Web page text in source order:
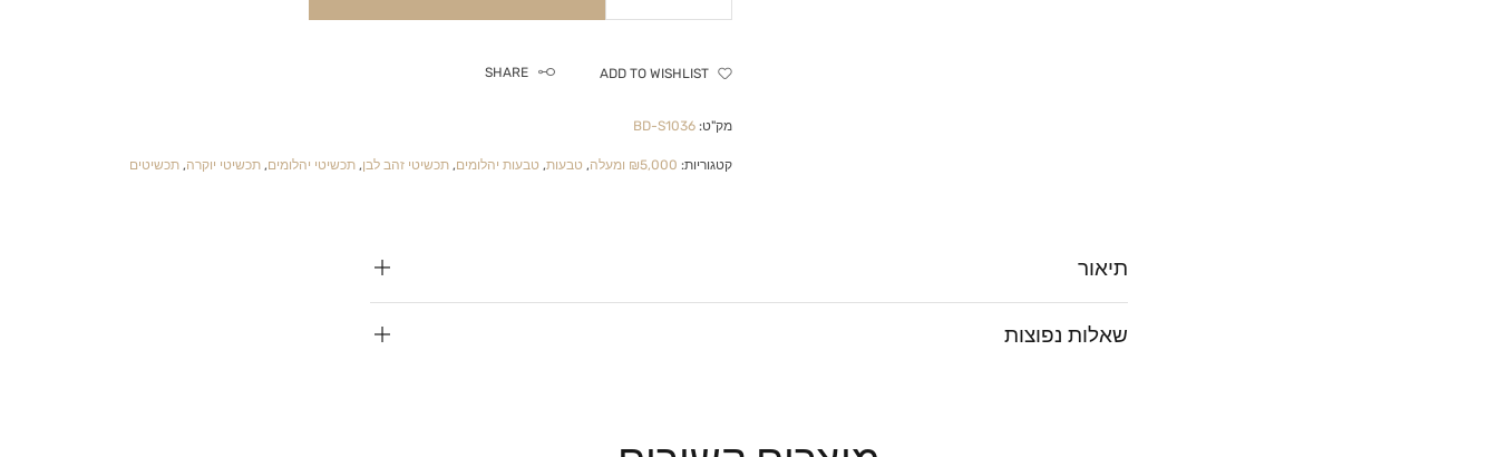
ADD TO WISHLIST
SHARE
מק"ט: BD-S1036
קטגוריות: ₪5,000 ומעלה , טבעות, טבעות יהלומים, תכשיטי זהב לבן, תכשיטי יהלומים, תכשיטי יוקרה, תכשיטים
תיאור
שאלות נפוצות